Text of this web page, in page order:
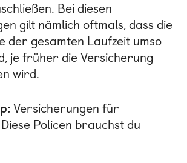
Bei diesen
gilt nämlich oftmals, dass die
der gesamten Laufzeit umso
je früher die Versicherung
wird.
Versicherungen für
Policen brauchst du